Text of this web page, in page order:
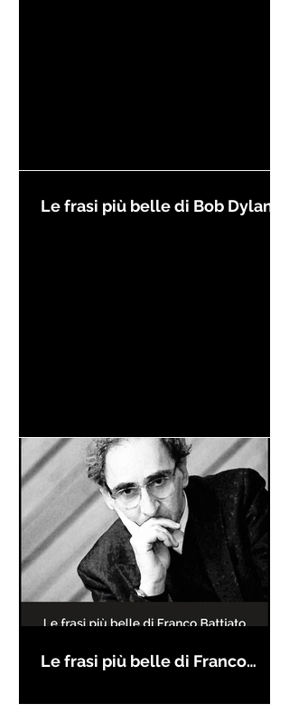
Le frasi più belle di Bob Dylan
Le frasi più belle di Franco